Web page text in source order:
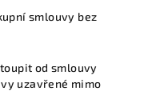
smlouvy bez
od smlouvy
uzavřené mimo